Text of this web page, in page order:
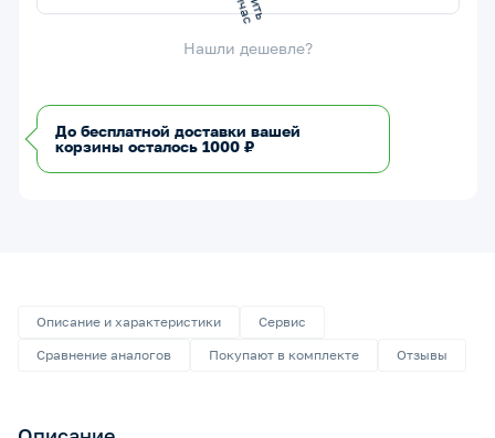
Нашли дешевле?
До бесплатной доставки вашей
корзины осталось 1000 ₽
Описание и характеристики
Сервис
Сравнение аналогов
Покупают в комплекте Отзывы